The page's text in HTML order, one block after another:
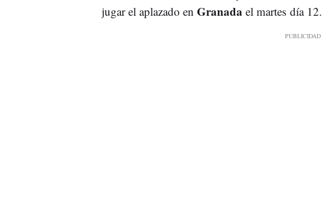
jugar el aplazado en Granada el martes día 12.